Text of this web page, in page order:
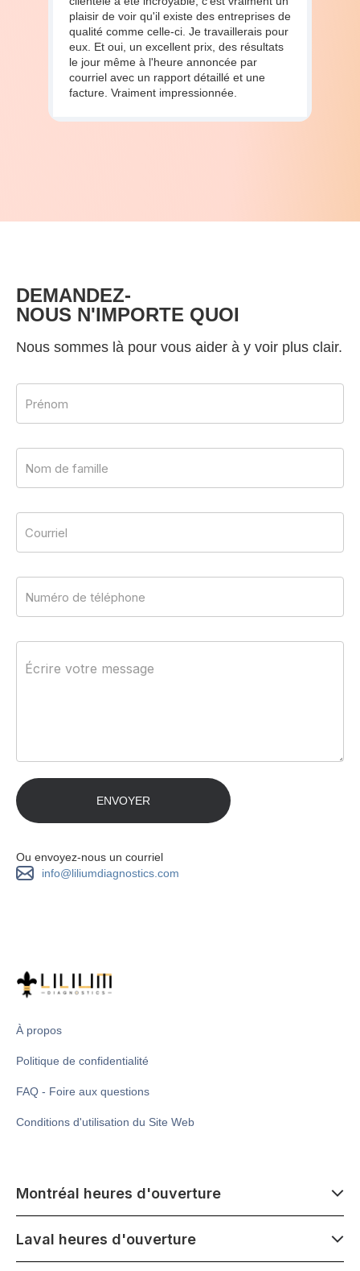
plaisir de voir qu'il existe des entreprises de
qualité comme celle-ci. Je travaillerais pour
eux. Et oui, un excellent prix, des résultats
le jour même à l'heure annoncée par
courriel avec un rapport détaillé et une
facture. Vraiment impressionnée.
DEMANDEZ-
NOUS N'IMPORTE QUOI
Nous sommes là pour vous aider à y voir plus clair.
Ou envoyez-nous un courriel
info@liliumdiagnostics.com
À propos
Politique de confidentialité
FAQ - Foire aux questions
Conditions d'utilisation du Site Web
Montréal heures d'ouverture
Lundi - Samedi
Laval heures d'ouverture